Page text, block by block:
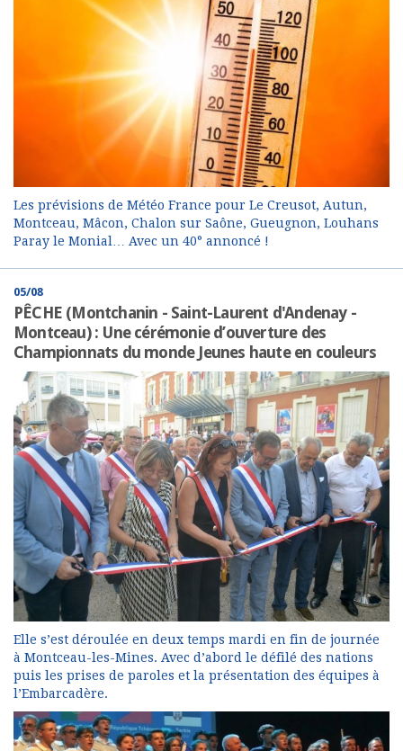
Les prévisions de Météo France pour Le Creusot, Autun,
Montceau, Mâcon, Chalon sur Saône, Gueugnon, Louhans
Paray le Monial… Avec un 40° annoncé !
05/08
PÊCHE (Montchanin - Saint-Laurent d'Andenay -
Montceau) : Une cérémonie d’ouverture des
Championnats du monde Jeunes haute en couleurs
Elle s’est déroulée en deux temps mardi en fin de journée
à Montceau-les-Mines. Avec d’abord le défilé des nations
puis les prises de paroles et la présentation des équipes à
l’Embarcadère.